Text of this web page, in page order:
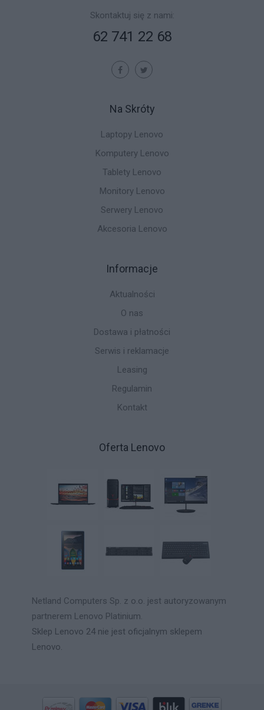
Skontaktuj się z nami:
62 741 22 68
Na Skróty
Laptopy Lenovo
Komputery Lenovo
Tablety Lenovo
Monitory Lenovo
Serwery Lenovo
Akcesoria Lenovo
Informacje
Aktualności
O nas
Dostawa i płatności
Serwis i reklamacje
Leasing
Regulamin
Kontakt
Oferta Lenovo
Netland Computers Sp. z o.o. jest autoryzowanym
partnerem Lenovo Platinium.
Sklep Lenovo 24 nie jest oficjalnym sklepem
Lenovo.